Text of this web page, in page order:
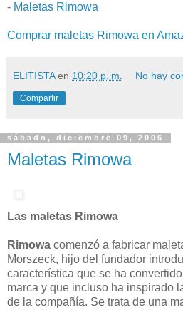
- Maletas Rimowa
Comprar maletas Rimowa en
ELITISTA en 10:20 p. m. No hay
Compartir
sábado, diciembre 09, 2006
Maletas Rimowa
Las maletas Rimowa
Rimowa comenzó a fabricar
Morszeck, hijo del fundador
característica que se ha
marca y que incluso ha inspirado
de la compañía. Se trata de una